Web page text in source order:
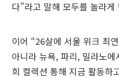
다”라고 말해 모두를 놀라게
이어 “26살에 서울 위크 최
아니라 뉴욕, 파리, 밀라노
희 컬렉션 통해 지금 활동하